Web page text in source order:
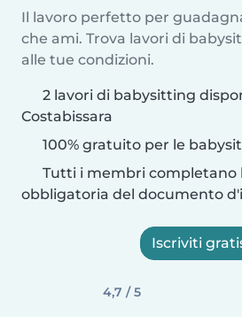
Il lavoro perfetto per
che ami. Trova lavori di
alle tue condizioni.
2 lavori di babysitting
Costabissara
100% gratuito per le
Tutti i membri completano
obbligatoria del documento
Iscriviti
4,7 / 5